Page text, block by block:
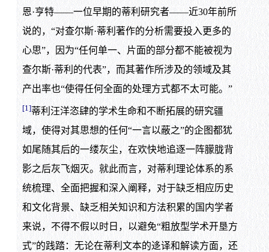
恩·亨特——一位早期的蒂利研究者——近30年前所
说的，“对查尔斯·蒂利著作的分析需要投入更多的
心思”，因为“任何单一、片面的部分都不能被视为
查尔斯·蒂利的代表”，而其著作所涉及的领域及其
产出率也“使得任何全面的处理方式都不太可能。”
[1]蒂利汪洋恣肆的学术生命和不断拓展的研究疆
域，使得对其思想的任何“一言以蔽之”的企图都犹
如尾随其后的一缕灰尘，在欢快地追逐一阵朦胧背
影之后灰飞烟灭。就此而言，对蒂利理论体系的系
统梳理、全面把握和深入阐释，对于缺乏相应历史
和文化背景、缺乏相关知识和方法积累的国内学者
来说，不得不假以时日，以避免“粗放型学术开垦方
式”的践踏：无论在蒂利文本的迻译和解读方面，还